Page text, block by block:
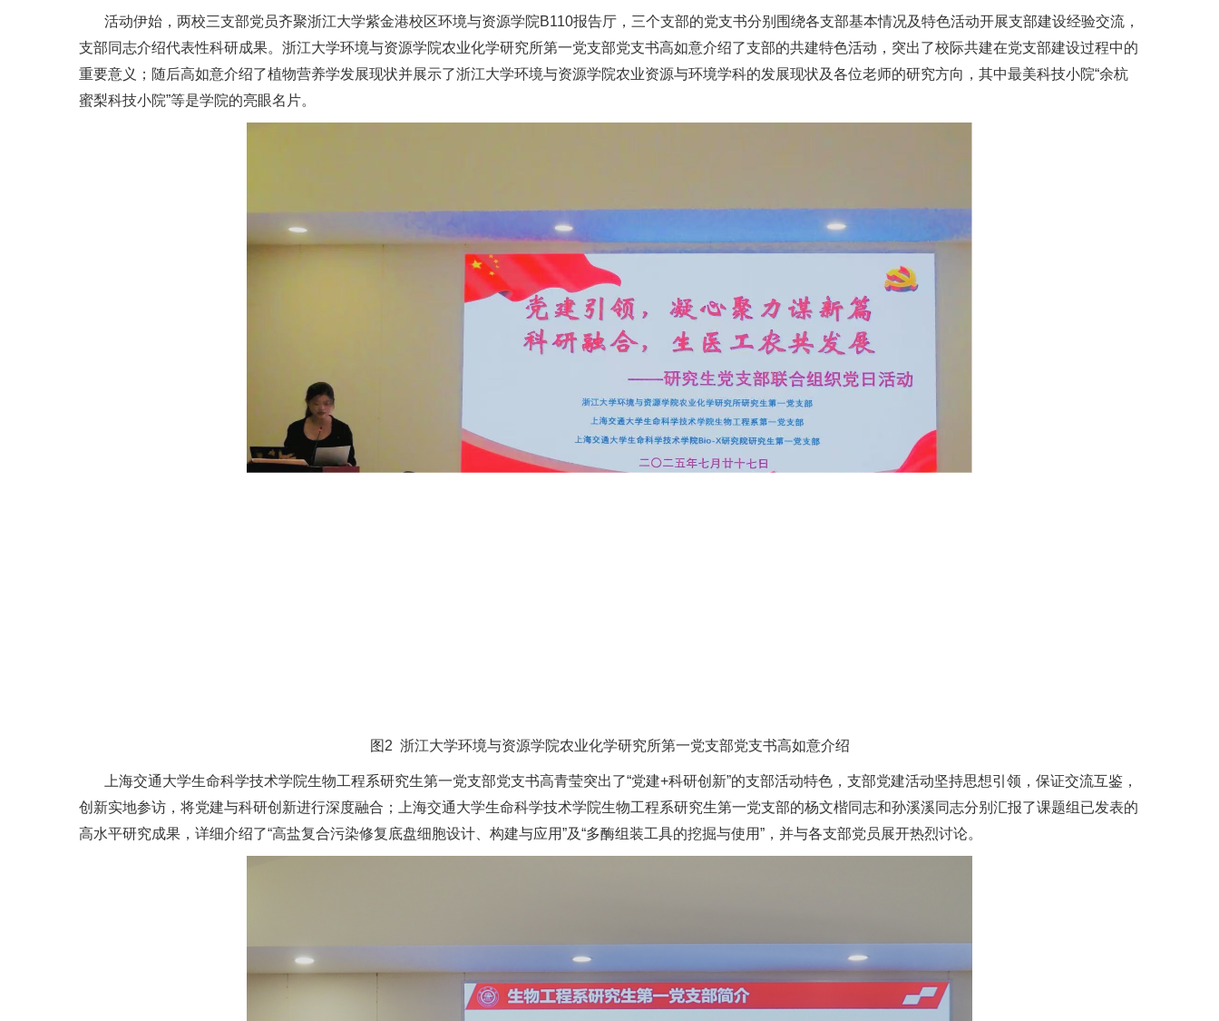
活动伊始，两校三支部党员齐聚浙江大学紫金港校区环境与资源学院B110报告厅，三个支部的党支书分别围绕各支部基本情况及特色活动开展支部建设经验交流，
支部同志介绍代表性科研成果。浙江大学环境与资源学院农业化学研究所第一党支部党支书高如意介绍了支部的共建特色活动，突出了校际共建在党支部建设过程中的
重要意义；随后高如意介绍了植物营养学发展现状并展示了浙江大学环境与资源学院农业资源与环境学科的发展现状及各位老师的研究方向，其中最美科技小院“余杭
蜜梨科技小院”等是学院的亮眼名片。
图2 浙江大学环境与资源学院农业化学研究所第一党支部党支书高如意介绍
上海交通大学生命科学技术学院生物工程系研究生第一党支部党支书高青莹突出了“党建+科研创新”的支部活动特色，支部党建活动坚持思想引领，保证交流互鉴，
创新实地参访，将党建与科研创新进行深度融合；上海交通大学生命科学技术学院生物工程系研究生第一党支部的杨文楷同志和孙溪溪同志分别汇报了课题组已发表的
高水平研究成果，详细介绍了“高盐复合污染修复底盘细胞设计、构建与应用”及“多酶组装工具的挖掘与使用”，并与各支部党员展开热烈讨论。